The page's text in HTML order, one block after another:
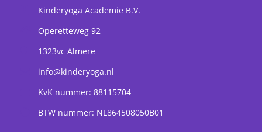
Kinderyoga Academie B.V.
Operetteweg 92
1323vc Almere
info@kinderyoga.nl
KvK nummer: 88115704
BTW nummer: NL864508050B01